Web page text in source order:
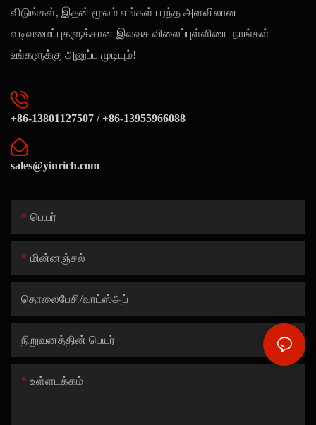
விடுங்கள், இதன் மூலம் எங்கள் பரந்த அளவிலான
வடிவமைப்புகளுக்கான இலவச விலைப்புள்ளியை நாங்கள்
உங்களுக்கு அனுப்ப முடியும்!
+86-13801127507 / +86-13955966088
sales@yinrich.com
பெயர்
மின்னஞ்சல்
தொலைபேசி/வாட்ஸ்அப்
நிறுவனத்தின் பெயர்
உள்ளடக்கம்